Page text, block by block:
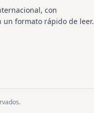
con
un formato rápido de leer.